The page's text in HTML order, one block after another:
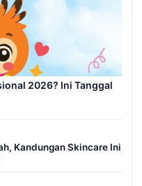
2026? Ini Tanggal
Kandungan Skincare Ini